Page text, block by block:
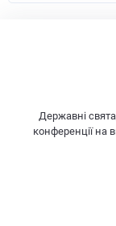
Державні
конференції на